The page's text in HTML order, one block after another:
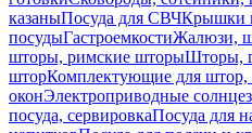
казаныПосуда для СВЧКрышки
посудыГастроемкостиЖалюзи,
шторы, римские шторыШторы,
шторКомплектующие для штор,
оконЭлектроприводные
посуда, сервировкаПосуда для